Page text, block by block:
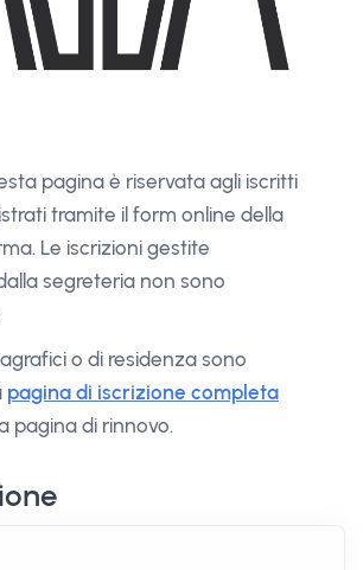
pagina è riservata agli iscritti
tramite il form online della
Le iscrizioni gestite
segreteria non sono
o di residenza sono
pagina di iscrizione completa
pagina di rinnovo.